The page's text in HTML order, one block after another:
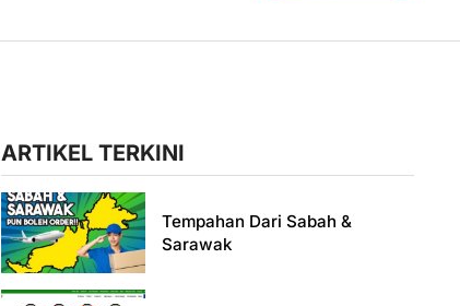
ARTIKEL TERKINI
Tempahan Dari Sabah &
Sarawak